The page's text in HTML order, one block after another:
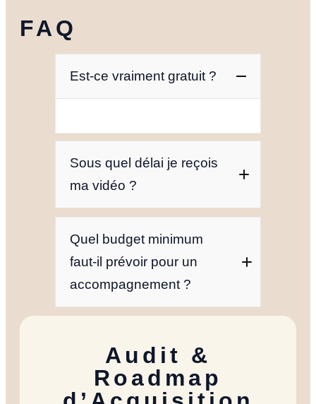
Accueil
FAQ
Est-ce vraiment gratuit ?
Sous quel délai je reçois
ma vidéo ?
Quel budget minimum
faut-il prévoir pour un
accompagnement ?
Audit &
Roadmap